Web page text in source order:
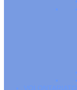
VOLONTARIATO